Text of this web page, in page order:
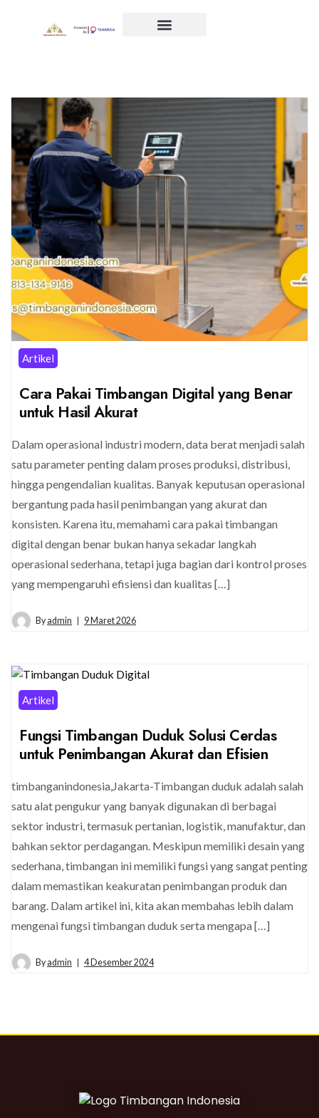
Artikel
Cara Pakai Timbangan Digital yang Benar
untuk Hasil Akurat
Dalam operasional industri modern, data berat menjadi salah
satu parameter penting dalam proses produksi, distribusi,
hingga pengendalian kualitas. Banyak keputusan operasional
bergantung pada hasil penimbangan yang akurat dan
konsisten. Karena itu, memahami cara pakai timbangan
digital dengan benar bukan hanya sekadar langkah
operasional sederhana, tetapi juga bagian dari kontrol proses
yang mempengaruhi efisiensi dan kualitas […]
By admin 9 Maret 2026
Artikel
Fungsi Timbangan Duduk Solusi Cerdas
untuk Penimbangan Akurat dan Efisien
timbanganindonesia,Jakarta-Timbangan duduk adalah salah
satu alat pengukur yang banyak digunakan di berbagai
sektor industri, termasuk pertanian, logistik, manufaktur, dan
bahkan sektor perdagangan. Meskipun memiliki desain yang
sederhana, timbangan ini memiliki fungsi yang sangat penting
dalam memastikan keakuratan penimbangan produk dan
barang. Dalam artikel ini, kita akan membahas lebih dalam
mengenai fungsi timbangan duduk serta mengapa […]
By admin 4 Desember 2024